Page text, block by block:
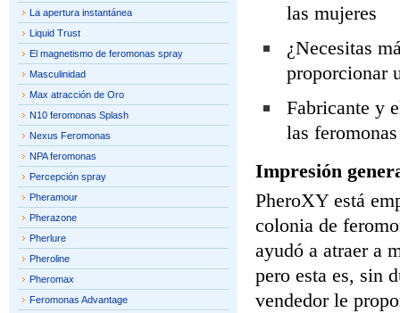
las mujeres
¿Necesitas
proporcionar
Fabricante y
las
Impresión
PheroXY está
colonia de
ayudó a atraer a
pero esta es, sin
vendedor le
La apertura instantánea
Liquid Trust
El magnetismo de feromonas spray
Masculinidad
Max atracción de Oro
N10 feromonas Splash
Nexus Feromonas
NPA feromonas
Percepción spray
Pheramour
Pherazone
Pherlure
Pheroline
Pheromax
Feromonas Advantage